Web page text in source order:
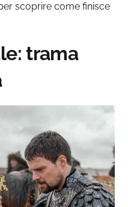
scoprire come finisce
trama